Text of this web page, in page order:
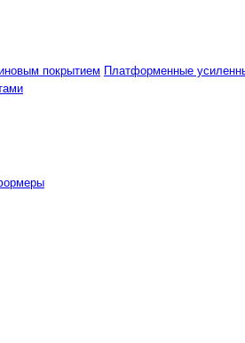
покрытием Платформенные